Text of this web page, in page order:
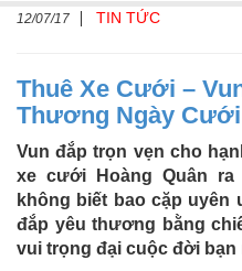
12/07/17 TIN TỨC
Thuê Xe Cưới –
Thương Ngày Cưới
Vun đắp trọn vẹn cho
xe cưới Hoàng Quân
không biết bao cặp uyên
đắp yêu thương bằng
vui trọng đại cuộc đời bạn